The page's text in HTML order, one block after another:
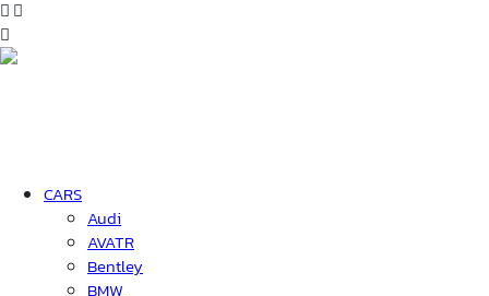
CARS
Audi
AVATR
Bentley
BMW